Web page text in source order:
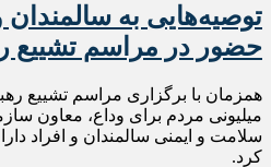
توصیه‌هایی به سالمندان
حضور در مراسم تشییع
همزمان با برگزاری مراسم تشییع
میلیونی مردم برای وداع، معاون
سلامت و ایمنی سالمندان و افراد
کرد.